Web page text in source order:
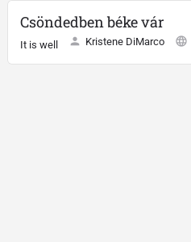
Csöndedben béke vár
It is well Kristene DiMarco